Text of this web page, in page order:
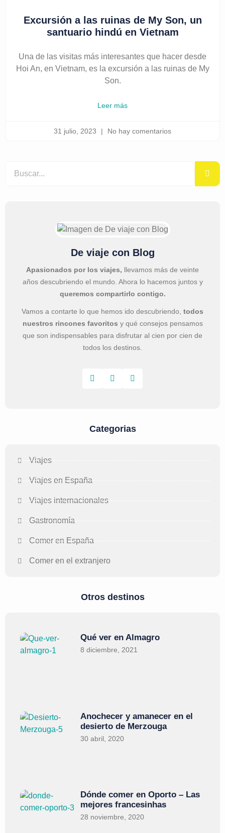
Excursión a las ruinas de My Son, un
santuario hindú en Vietnam
Una de las visitas más interesantes que hacer desde
Hoi An, en Vietnam, es la excursión a las ruinas de My
Son.
Leer más
31 julio, 2023 No hay comentarios
De viaje con Blog
Apasionados por los viajes, llevamos más de veinte
años descubriendo el mundo. Ahora lo hacemos juntos y
queremos compartirlo contigo.
Vamos a contarte lo que hemos ido descubriendo, todos
nuestros rincones favoritos y qué consejos pensamos
que son indispensables para disfrutar al cien por cien de
todos los destinos.
Categorias
Viajes
Viajes en España
Viajes internacionales
Gastronomía
Comer en España
Comer en el extranjero
Otros destinos
Qué ver en Almagro
8 diciembre, 2021
Anochecer y amanecer en el
desierto de Merzouga
30 abril, 2020
Dónde comer en Oporto – Las
mejores francesinhas
28 noviembre, 2020